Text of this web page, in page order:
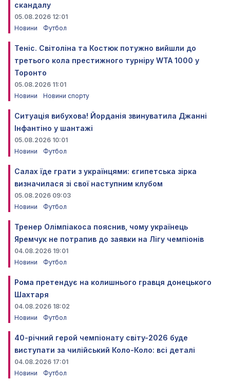
скандалу
05.08.2026 12:01
Новини
Футбол
Теніс. Світоліна та Костюк потужно вийшли до
третього кола престижного турніру WTA 1000 у
Торонто
05.08.2026 11:01
Новини
Новини спорту
Ситуація вибухова! Йорданія звинуватила Джанні
Інфантіно у шантажі
05.08.2026 10:01
Новини
Футбол
Салах їде грати з українцями: єгипетська зірка
визначилася зі свої наступним клубом
05.08.2026 09:03
Новини
Футбол
Тренер Олімпіакоса пояснив, чому українець
Яремчук не потрапив до заявки на Лігу чемпіонів
04.08.2026 19:01
Новини
Футбол
Рома претендує на колишнього гравця донецького
Шахтаря
04.08.2026 18:02
Новини
Футбол
40-річний герой чемпіонату світу-2026 буде
виступати за чилійський Коло-Коло: всі деталі
04.08.2026 17:01
Новини
Футбол